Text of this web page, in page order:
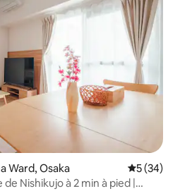
Ward, Osaka
5 (34)
Nishikujo à 2 min à pied |